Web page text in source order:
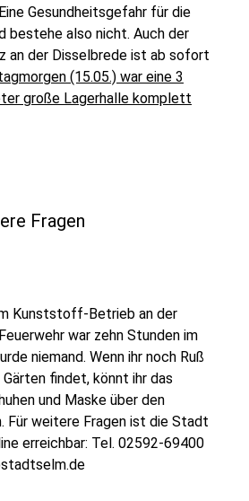
Gesundheitsgefahr für die
bestehe also nicht. Auch der
an der Disselbrede ist ab sofort
(15.05.) war eine 3
große Lagerhalle komplett
Fragen
Kunststoff-Betrieb an der
war zehn Stunden im
niemand. Wenn ihr noch Ruß
findet, könnt ihr das
und Maske über den
Für weitere Fragen ist die Stadt
erreichbar: Tel. 02592-69400